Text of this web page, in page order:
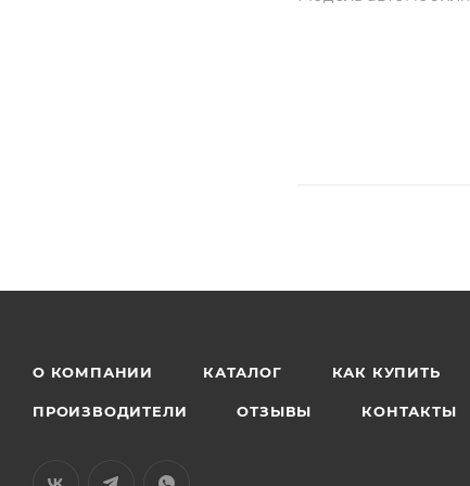
О КОМПАНИИ КАТАЛОГ КАК КУПИТЬ
ПРОИЗВОДИТЕЛИ ОТЗЫВЫ КОНТАКТЫ